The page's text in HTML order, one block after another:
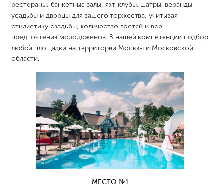
ПОЛИТИКА
рестораны, банкетные залы, яхт-клубы, шатры, веранды,
усадьбы и дворцы для вашего торжества, учитывая
стилистику свадьбы, количество гостей и все
предпочтения молодоженов. В нашей компетенции подбор
любой площадки на территории Москвы и Московской
области.
МЕСТО №1